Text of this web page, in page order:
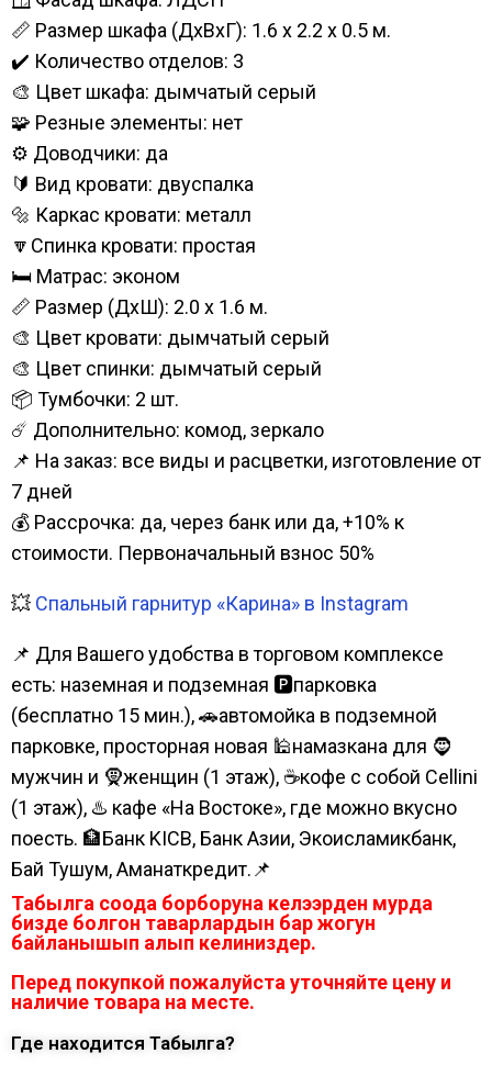
📏 Размер шкафа (ДхВхГ): 1.6 х 2.2 х 0.5 м.
✔️ Количество отделов: 3
🎨 Цвет шкафа: дымчатый серый
🧩 Резные элементы: нет
⚙️ Доводчики: да
🔰 Вид кровати: двуспалка
🔩 Каркас кровати: металл
🔽Спинка кровати: простая
🛏️ Матрас: эконом
📏 Размер (ДхШ): 2.0 х 1.6 м.
🎨 Цвет кровати: дымчатый серый
🎨 Цвет спинки: дымчатый серый
📦 Тумбочки: 2 шт.
☄️ Дополнительно: комод, зеркало
📌 На заказ: все виды и расцветки, изготовление от
7 дней
💰 Рассрочка: да, через банк или да, +10% к
стоимости. Первоначальный взнос 50%
💥 Спальный гарнитур «Карина» в Instagram
📌 Для Вашего удобства в торговом комплексе
есть: наземная и подземная 🅿парковка
(бесплатно 15 мин.), 🚗автомойка в подземной
парковке, просторная новая 🕌намазкана для 🧔
мужчин и 🧕женщин (1 этаж), ☕кофе с собой Cellini
(1 этаж), ♨️ кафе «На Востоке», где можно вкусно
поесть. 🏦Банк KICB, Банк Азии, Экоисламикбанк,
Бай Тушум, Аманаткредит.📌
Табылга соода борборуна келээрден мурда
бизде болгон таварлардын бар жогун
байланышып алып келиниздер.
Перед покупкой пожалуйста уточняйте цену и
наличие товара на месте.
Где находится Табылга?